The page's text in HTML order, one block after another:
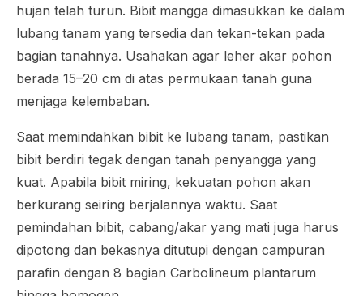
hujan telah turun. Bibit mangga dimasukkan ke dalam
lubang tanam yang tersedia dan tekan-tekan pada
bagian tanahnya. Usahakan agar leher akar pohon
berada 15–20 cm di atas permukaan tanah guna
menjaga kelembaban.
Saat memindahkan bibit ke lubang tanam, pastikan
bibit berdiri tegak dengan tanah penyangga yang
kuat. Apabila bibit miring, kekuatan pohon akan
berkurang seiring berjalannya waktu. Saat
pemindahan bibit, cabang/akar yang mati juga harus
dipotong dan bekasnya ditutupi dengan campuran
parafin dengan 8 bagian Carbolineum plantarum